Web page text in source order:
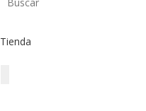
Tienda